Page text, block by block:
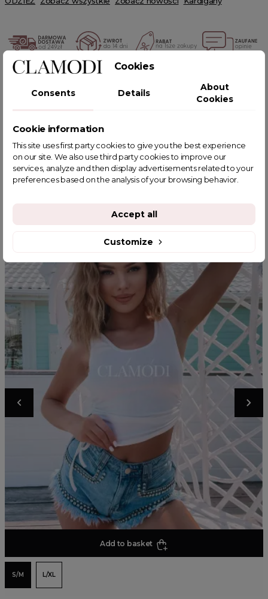
YOU MIGHT ALSO LIKE
Add to basket
S/M L/XL
Cookies
Consents Details
About
Cookies
Cookie information
This site uses first party cookies to give you the best experience
on our site. We also use third party cookies to improve our
services, analyze and then display advertisements related to your
preferences based on the analysis of your browsing behavior.
Customize
Accept all